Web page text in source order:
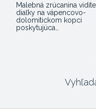
Malebná zrúcanina
diaľky na vápencovo-
dolomitickom kopci
poskytujúca…